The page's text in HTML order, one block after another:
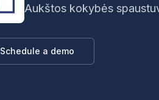
Aukštos kokybės
Schedule a demo